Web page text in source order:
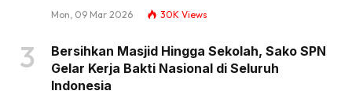
Mon, 09 Mar 2026 30K Views
Bersihkan Masjid Hingga Sekolah, Sako SPN
Gelar Kerja Bakti Nasional di Seluruh
Indonesia